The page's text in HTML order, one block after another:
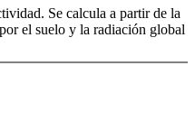
Se calcula a partir de la
el suelo y la radiación global